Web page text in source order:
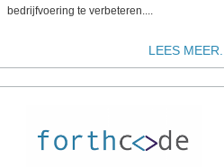
bedrijfvoering te verbeteren....
LEES MEER...